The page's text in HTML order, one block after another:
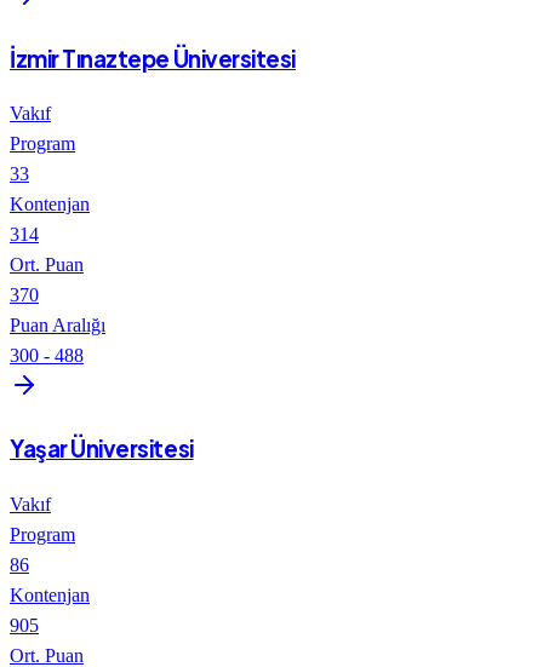
İzmir Tınaztepe Üniversitesi
Vakıf
Program
33
Kontenjan
314
Ort. Puan
370
Puan Aralığı
300 - 488
Yaşar Üniversitesi
Vakıf
Program
86
Kontenjan
905
Ort. Puan